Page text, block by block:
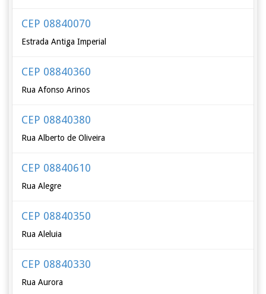
CEP 08840070
Estrada Antiga Imperial
CEP 08840360
Rua Afonso Arinos
CEP 08840380
Rua Alberto de Oliveira
CEP 08840610
Rua Alegre
CEP 08840350
Rua Aleluia
CEP 08840330
Rua Aurora